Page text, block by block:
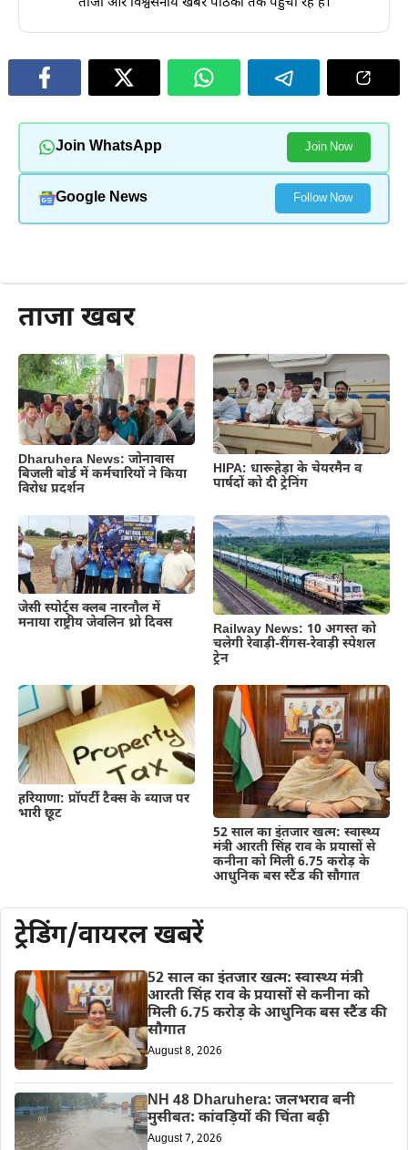
Join WhatsApp Join Now
Google News Follow Now
ताजा खबर
Dharuhera News: जोनावास
बिजली बोर्ड में कर्मचारियों ने किया
विरोध प्रदर्शन
HIPA: धारूहेड़ा के चेयरमैन व
पार्षदों को दी ट्रेनिंग
जेसी स्पोर्ट्स क्लब नारनौल में
मनाया राष्ट्रीय जेवलिन थ्रो दिवस
Railway News: 10 अगस्त को
चलेगी रेवाड़ी-रींगस-रेवाड़ी स्पेशल
ट्रेन
हरियाणा: प्रॉपर्टी टैक्स के ब्याज पर
भारी छूट
52 साल का इंतजार खत्म: स्वास्थ्य
मंत्री आरती सिंह राव के प्रयासों से
कनीना को मिली 6.75 करोड़ के
आधुनिक बस स्टैंड की सौगात
ट्रेडिंग/वायरल खबरें
52 साल का इंतजार खत्म: स्वास्थ्य मंत्री
आरती सिंह राव के प्रयासों से कनीना को
मिली 6.75 करोड़ के आधुनिक बस स्टैंड की
सौगात
August 8, 2026
NH 48 Dharuhera: जलभराव बनी
मुसीबत: कांवड़ियों की चिंता बढ़ी
August 7, 2026